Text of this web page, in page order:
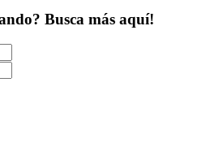
Busca más aquí!